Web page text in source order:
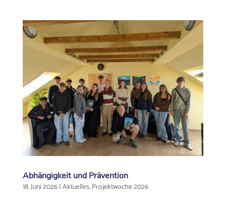
Abhängigkeit und Prävention
18. Juni 2026|Aktuelles,Projektwoche 2026